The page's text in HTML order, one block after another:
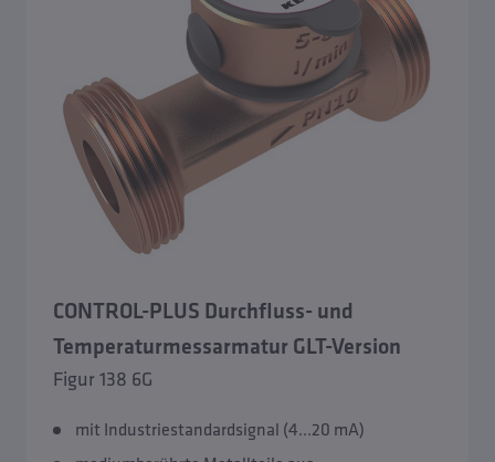
CONTROL-PLUS Durchfluss- und
Temperaturmessarmatur GLT-Version
Figur 138 6G
mit Industriestandardsignal (4...20 mA)